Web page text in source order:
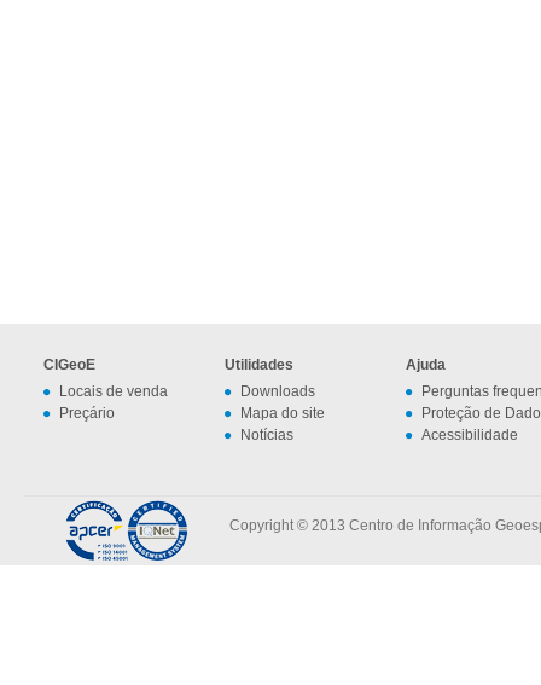
CIGeoE
Locais de venda
Preçário
Utilidades
Downloads
Mapa do site
Notícias
Ajuda
Perguntas
Proteção de
Acessibilidade
Copyright © 2013 Centro de Informação